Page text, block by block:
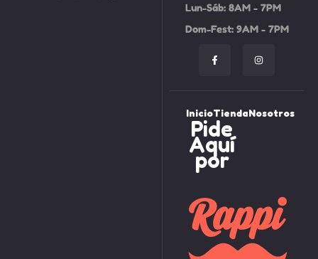
Lun-Sáb: 8AM - 7PM
Dom-Fest: 9AM - 7PM
InicioTiendaNosotros
Pide
Aquí
por